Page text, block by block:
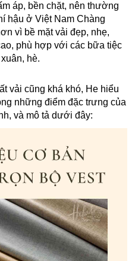
áp, bền chặt, nên thường
hậu ở Việt Nam Chàng
vì bề mặt vải đẹp, nhẹ,
phù hợp với các bữa tiệc
hè.
vải cũng khá khó, He hiểu
những điểm đặc trưng của
và mô tả dưới đây: